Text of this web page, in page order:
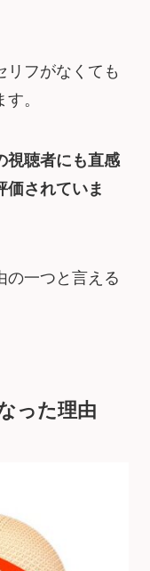
リフがなくても
。
視聴者にも直感
価されていま
の一つと言える
った理由